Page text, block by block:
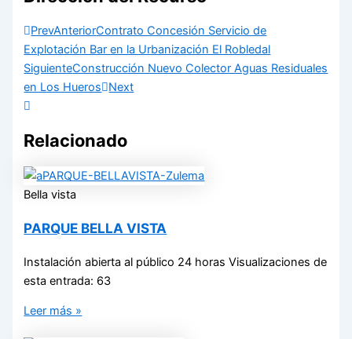
PrevAnteriorContrato Concesión Servicio de
Explotación Bar en la Urbanización El Robledal
SiguienteConstrucción Nuevo Colector Aguas Residuales
en Los Hueros
Next
Relacionado
Bella vista
PARQUE BELLA VISTA
Instalación abierta al público 24 horas Visualizaciones de
esta entrada: 63
Leer más »